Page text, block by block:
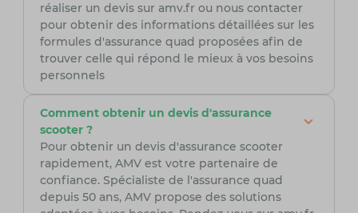
réaliser un devis sur amv.fr ou nous contacter
pour obtenir des informations détaillées sur les
formules d'assurance quad proposées afin de
trouver celle qui répond le mieux à vos besoins
personnels
Comment obtenir un devis d'assurance
scooter ?
Pour obtenir un devis d'assurance scooter
rapidement, AMV est votre partenaire de
confiance. Spécialiste de l'assurance quad
depuis 50 ans, AMV propose des solutions